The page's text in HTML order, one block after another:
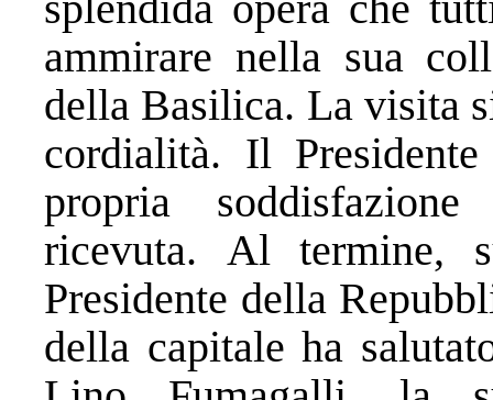
ammirare nella sua
della Basilica. La visita
cordialità. Il
propria
ricevuta. Al termine,
Presidente della
della capitale ha